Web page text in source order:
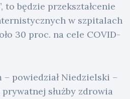
to będzie przekształcenie
w szpitalach
30 proc. na cele COVID-
– powiedział Niedzielski –
prywatnej służby zdrowia